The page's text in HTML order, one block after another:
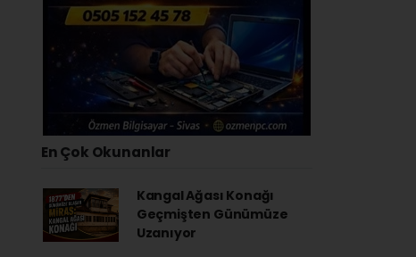
En Çok Okunanlar
Kangal Ağası Konağı
Geçmişten Günümüze
Uzanıyor